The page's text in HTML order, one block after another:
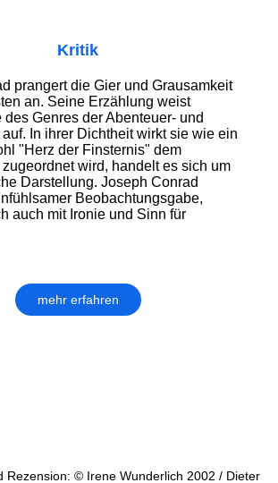
Kritik
prangert die Gier und Grausamkeit
an. Seine Erzählung weist
des Genres der Abenteuer- und
In ihrer Dichtheit wirkt sie wie ein
"Herz der Finsternis" dem
wird, handelt es sich um
Darstellung. Joseph Conrad
Beobachtungsgabe,
auch mit Ironie und Sinn für
mehr erfahren
Rezension: © Irene Wunderlich 2002 / Dieter